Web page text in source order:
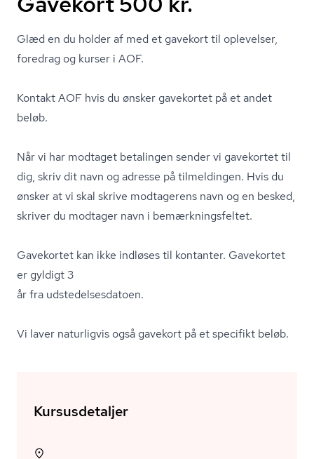
Glæd en du holder af med et gavekort til oplevelser,
foredrag og kurser i AOF.
Kontakt AOF hvis du ønsker gavekortet på et andet
beløb.
Når vi har modtaget betalingen sender vi gavekortet til
dig, skriv dit navn og adresse på tilmeldingen. Hvis du
ønsker at vi skal skrive modtagerens navn og en besked,
skriver du modtager navn i be­mærk­nings­fel­tet.
Gavekortet kan ikke indløses til kontanter. Gavekortet
er gyldigt 3
år fra ud­ste­del­ses­da­to­en.
Vi laver naturligvis også gavekort på et specifikt beløb.
Kursusdetaljer